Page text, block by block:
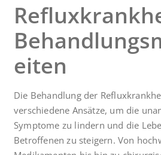
eiten
Die Behandlung der
verschiedene Ansätze, um die
Symptome zu lindern und die
Betroffenen zu steigern. Von